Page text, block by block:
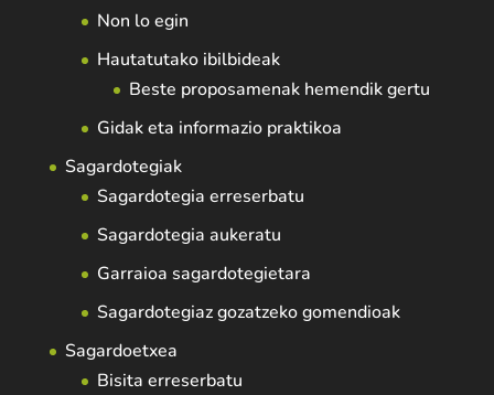
Non lo egin
Hautatutako ibilbideak
Beste proposamenak hemendik gertu
Gidak eta informazio praktikoa
Sagardotegiak
Sagardotegia erreserbatu
Sagardotegia aukeratu
Garraioa sagardotegietara
Sagardotegiaz gozatzeko gomendioak
Sagardoetxea
Bisita erreserbatu